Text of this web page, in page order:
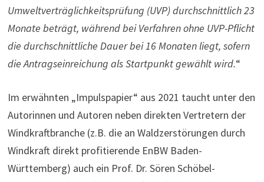
Umweltverträglichkeitsprüfung (UVP) durchschnittlich 23
Monate beträgt, während bei Verfahren ohne UVP-Pflicht
die durchschnittliche Dauer bei 16 Monaten liegt, sofern
die Antragseinreichung als Startpunkt gewählt wird.“
Im erwähnten „Impulspapier“ aus 2021 taucht unter den
Autorinnen und Autoren neben direkten Vertretern der
Windkraftbranche (z.B. die an Waldzerstörungen durch
Windkraft direkt profitierende EnBW Baden-
Württemberg) auch ein Prof. Dr. Sören Schöbel-